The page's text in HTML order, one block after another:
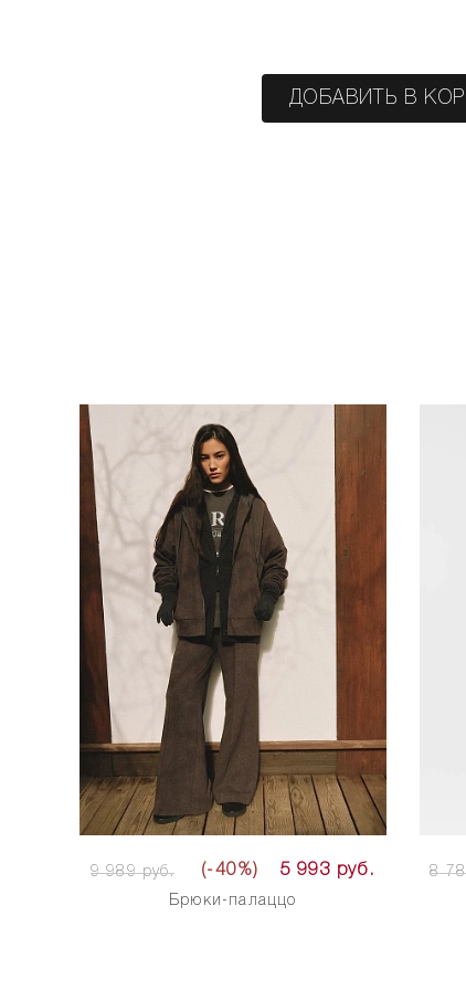
ДОБАВИТЬ В
9 989 руб. (-40%) 5 993 руб.
Брюки-палаццо
8